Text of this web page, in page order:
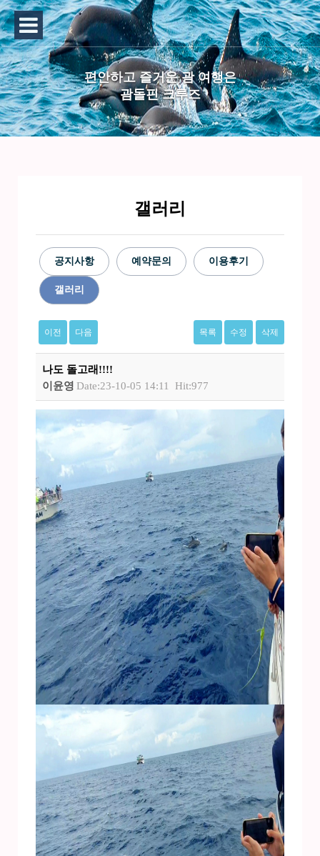
편안하고 즐거운 괌 여행은
괌돌핀 크루즈
갤러리
공지사항 예약문의 이용후기
갤러리
이전 다음 목록 수정 삭제
나도 돌고래!!!!
이윤영 Date:23-10-05 14:11 Hit:977